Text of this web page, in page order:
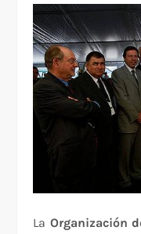
La Organización